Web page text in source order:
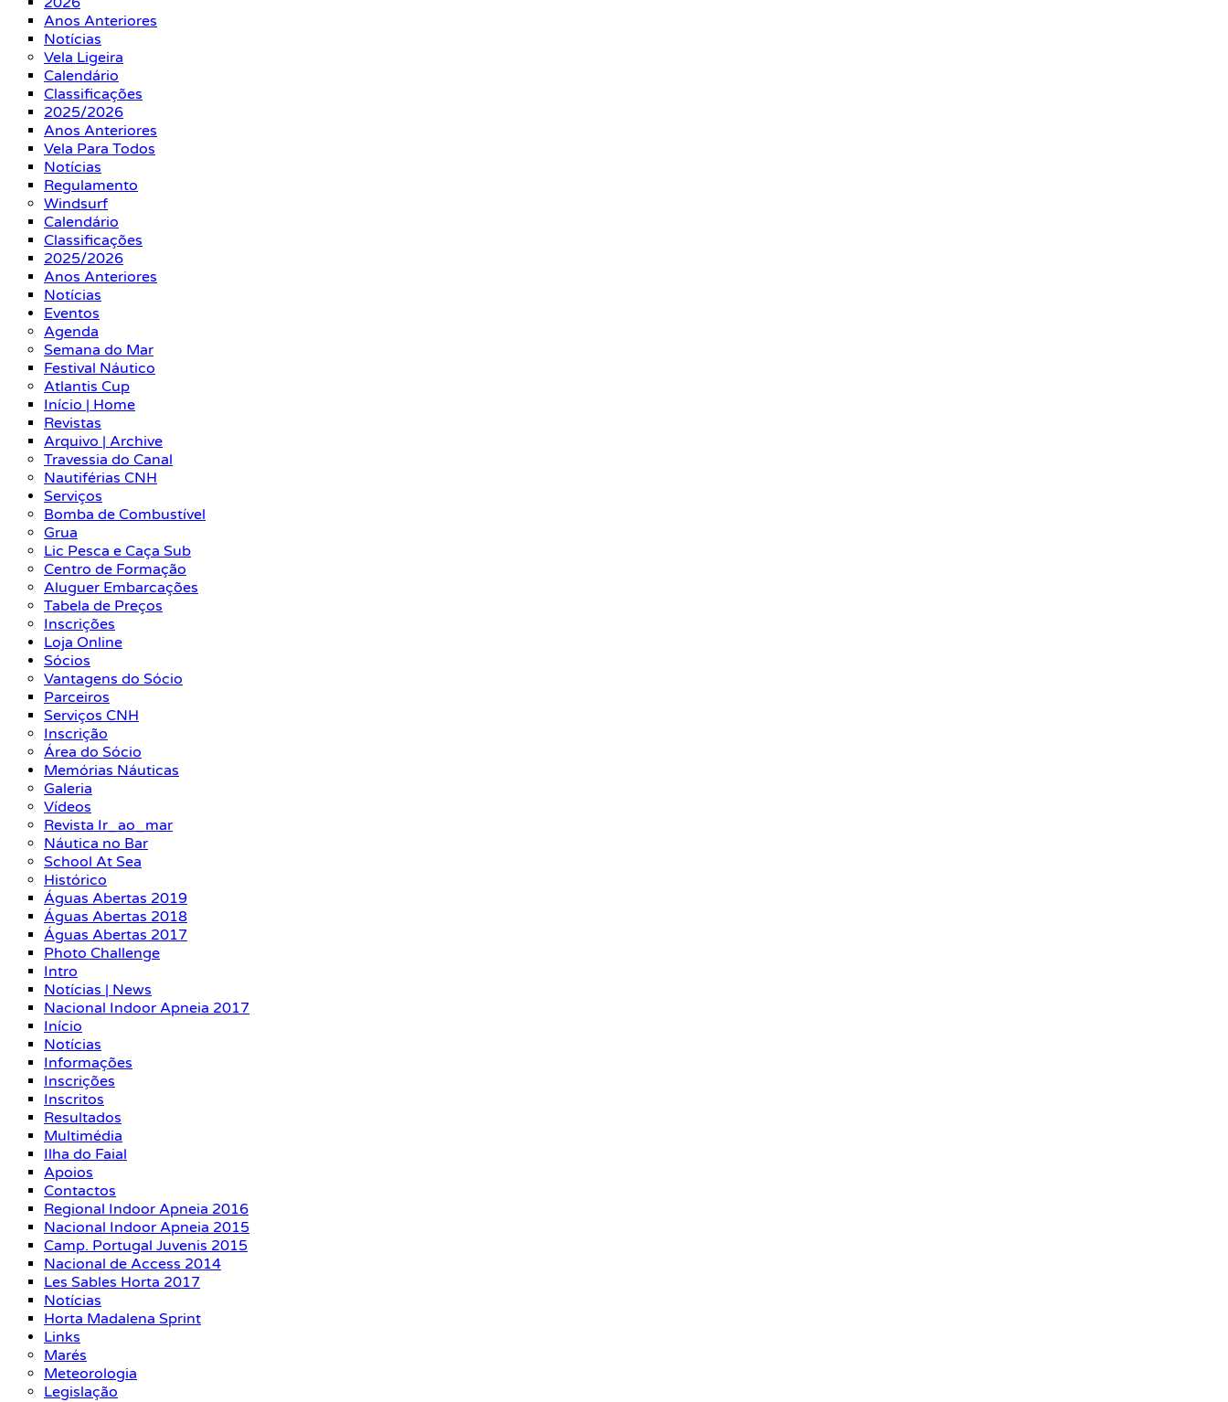
Anos Anteriores
Notícias
Vela Ligeira
Calendário
Classificações
2025/2026
Anos Anteriores
Vela Para Todos
Notícias
Regulamento
Windsurf
Calendário
Classificações
2025/2026
Anos Anteriores
Notícias
Eventos
Agenda
Semana do Mar
Festival Náutico
Atlantis Cup
Início | Home
Revistas
Arquivo | Archive
Travessia do Canal
Nautiférias CNH
Serviços
Bomba de Combustível
Grua
Lic Pesca e Caça Sub
Centro de Formação
Aluguer Embarcações
Tabela de Preços
Inscrições
Loja Online
Sócios
Vantagens do Sócio
Parceiros
Serviços CNH
Inscrição
Área do Sócio
Memórias Náuticas
Galeria
Vídeos
Revista Ir_ao_mar
Náutica no Bar
School At Sea
Histórico
Águas Abertas 2019
Águas Abertas 2018
Águas Abertas 2017
Photo Challenge
Intro
Notícias | News
Nacional Indoor Apneia 2017
Início
Notícias
Informações
Inscrições
Inscritos
Resultados
Multimédia
Ilha do Faial
Apoios
Contactos
Regional Indoor Apneia 2016
Nacional Indoor Apneia 2015
Camp. Portugal Juvenis 2015
Nacional de Access 2014
Les Sables Horta 2017
Notícias
Horta Madalena Sprint
Links
Marés
Meteorologia
Legislação